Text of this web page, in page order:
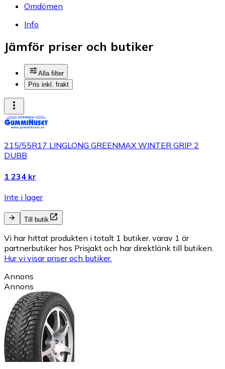
Omdömen
Info
Jämför priser och butiker
Alla filter
Pris inkl. frakt
215/55R17 LINGLONG GREENMAX WINTER GRIP 2
DUBB
1 234 kr
Inte i lager
Till butik
Vi har hittat produkten i totalt 1 butiker, varav 1 är
partnerbutiker hos Prisjakt och har direktlänk till butiken.
Hur vi visar priser och butiker.
Annons
Annons